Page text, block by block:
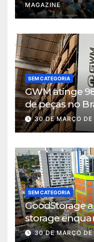
MAGAZINE
SEM CATEGORIA
GWM atinge
de peças no
logística em
30 DE MARÇO
SEM CATEGORIA
GoodStorage
storage
consolida em
30 DE MARÇO